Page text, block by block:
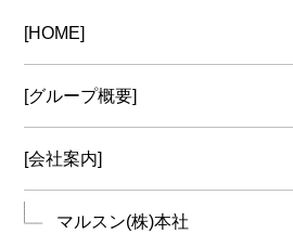
[HOME]
[グループ概要]
[会社案内]
マルスン(株)本社